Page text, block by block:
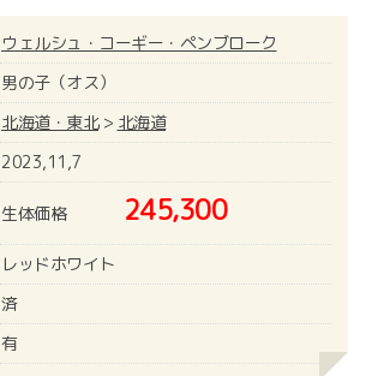
ウェルシュ・コーギー・ペンブローク
男の子（オス）
北海道・東北> 北海道
2023,11,7
生体価格 245,300
レッドホワイト
済
有